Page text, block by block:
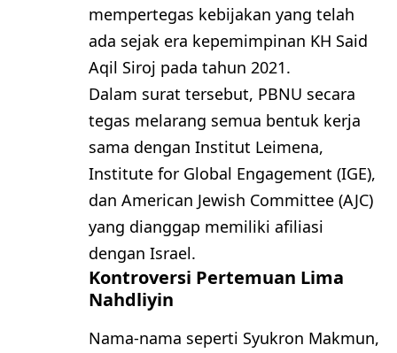
mempertegas kebijakan yang telah
ada sejak era kepemimpinan KH Said
Aqil Siroj pada tahun 2021.
Dalam surat tersebut, PBNU secara
tegas melarang semua bentuk kerja
sama dengan Institut Leimena,
Institute for Global Engagement (IGE),
dan American Jewish Committee (AJC)
yang dianggap memiliki afiliasi
dengan Israel.
Kontroversi Pertemuan Lima
Nahdliyin
Nama-nama seperti Syukron Makmun,